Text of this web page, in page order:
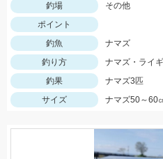
釣場
その他
ポイント
釣魚
ナマズ
釣り方
ナマズ・ライ
釣果
ナマズ3匹
サイズ
ナマズ50～60